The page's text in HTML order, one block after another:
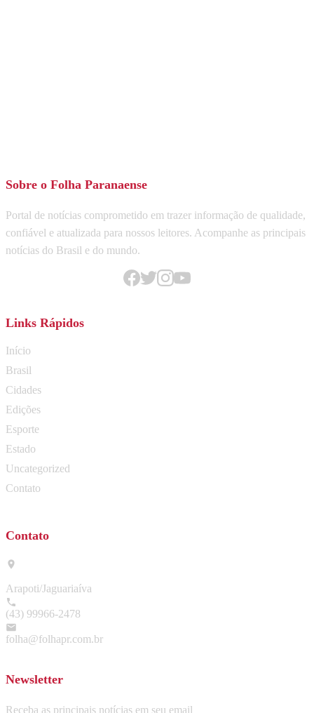
Sobre o Folha Paranaense
Portal de notícias comprometido em trazer informação de qualidade,
confiável e atualizada para nossos leitores. Acompanhe as principais
notícias do Brasil e do mundo.
Links Rápidos
Início
Brasil
Cidades
Edições
Esporte
Estado
Uncategorized
Contato
Contato
Arapoti/Jaguariaíva
(43) 99966-2478
folha@folhapr.com.br
Newsletter
Receba as principais notícias em seu email